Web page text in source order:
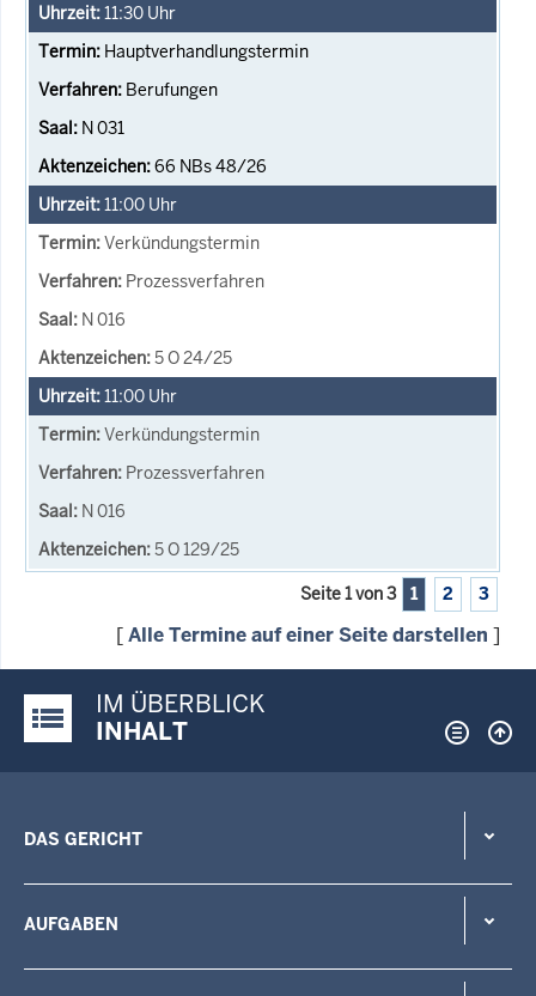
11:30 Uhr
Hauptverhandlungstermin
Berufungen
N 031
66 NBs 48/26
11:00 Uhr
Verkündungstermin
Prozessverfahren
N 016
5 O 24/25
11:00 Uhr
Verkündungstermin
Prozessverfahren
N 016
5 O 129/25
Seite 1 von 3 1 2 3
[Alle Termine auf einer Seite darstellen ]
Justiz-Portal im Überblick:
IM ÜBERBLICK
INHALT
DAS GERICHT
AUFGABEN